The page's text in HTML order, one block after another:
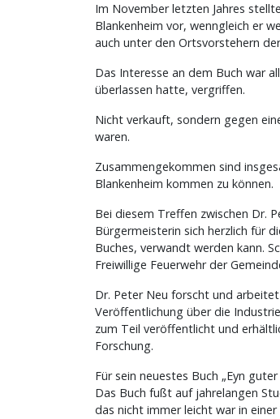
Im November letzten Jahres
Blankenheim vor, wenngleich er
auch unter den Ortsvorstehern
Das Interesse an dem Buch war
überlassen hatte, vergriffen.
Nicht verkauft, sondern gegen
waren.
Zusammengekommen sind
Blankenheim kommen zu können.
Bei diesem Treffen zwischen Dr.
Bürgermeisterin sich herzlich für
Buches, verwandt werden kann.
Freiwillige Feuerwehr der
Dr. Peter Neu forscht und
Veröffentlichung über die
zum Teil veröffentlicht und
Forschung.
Für sein neuestes Buch „Eyn
Das Buch fußt auf jahrelangen
das nicht immer leicht war in